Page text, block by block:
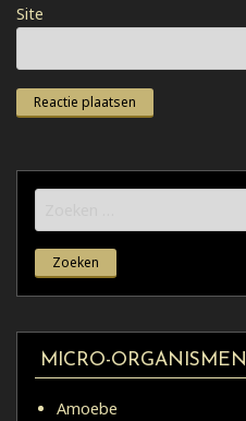
Site
naar:
MICRO-ORGANISMEN
Amoebe